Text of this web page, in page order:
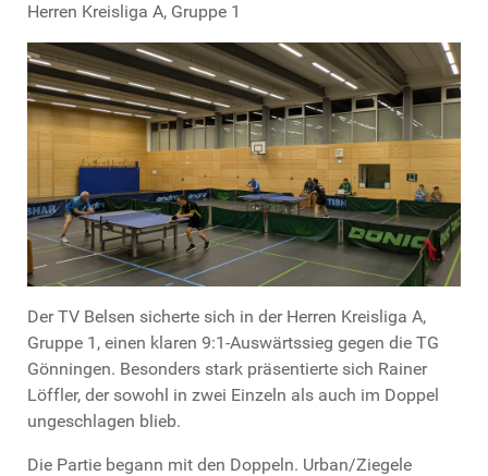
Herren Kreisliga A, Gruppe 1
Der TV Belsen sicherte sich in der Herren Kreisliga A,
Gruppe 1, einen klaren 9:1-Auswärtssieg gegen die TG
Gönningen. Besonders stark präsentierte sich Rainer
Löffler, der sowohl in zwei Einzeln als auch im Doppel
ungeschlagen blieb.
Die Partie begann mit den Doppeln. Urban/Ziegele